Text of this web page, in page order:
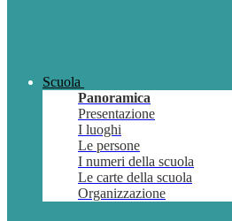
Scuola
Panoramica
Presentazione
I luoghi
Le persone
I numeri della scuola
Le carte della scuola
Organizzazione